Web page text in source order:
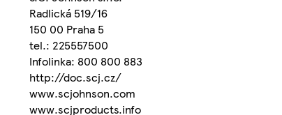
Radlická 519/16
150 00 Praha 5
tel.: 225557500
Infolinka: 800 800 883
http://doc.scj.cz/
www.scjohnson.com
www.scjproducts.info